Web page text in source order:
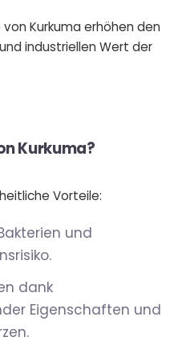
Kurkuma erhöhen den
industriellen Wert der
Kurkuma?
Vorteile:
und
dank
Eigenschaften und